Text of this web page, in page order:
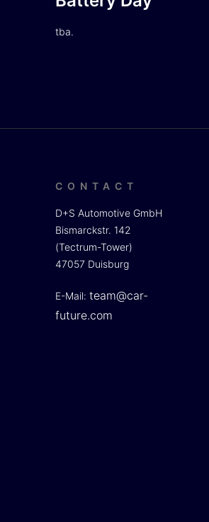
tba.
CONTACT
D+S Automotive GmbH
Bismarckstr. 142
(Tectrum-Tower)
47057 Duisburg
E-Mail: team@car-
future.com